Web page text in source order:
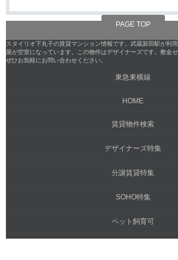
PAGE TOP
スタイリオ下丸子の賃貸マンション情報です。武蔵新田駅が利
屋が空室になっています。この物件はデザイナーズです。敷金
ぜひお気軽にお問い合わせください。
東急東横線
HOME
賃貸物件検索
デザイナーズ特集
分譲賃貸特集
SOHO特集
ペット飼育可